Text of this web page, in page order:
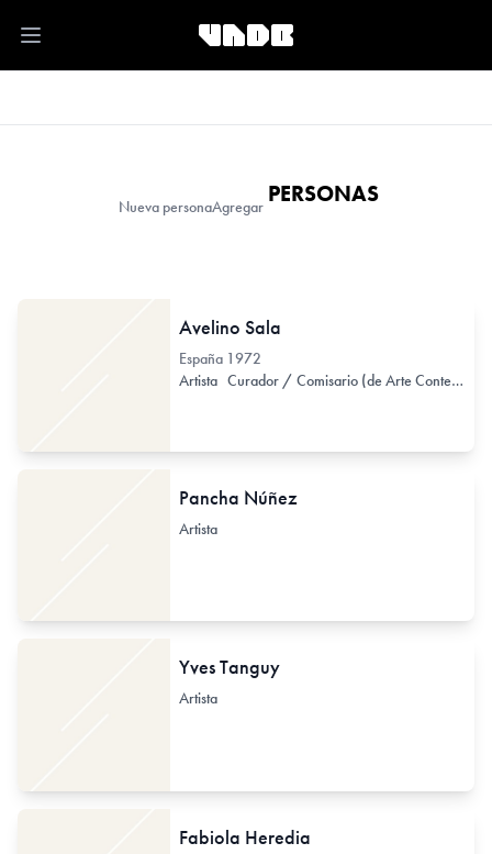
Open main menu
Nueva personaAgregar PERSONAS
Avelino Sala
España 1972
Artista Curador / Comisario (de Arte Contemporáneo)
Pancha Núñez
Artista
Yves Tanguy
Artista
Fabiola Heredia